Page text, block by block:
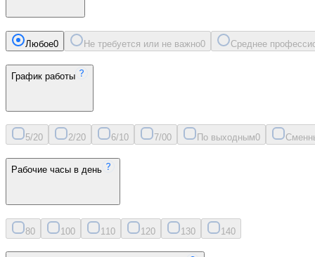
Любое0 Не требуется или не важно0 Среднее
График работы
5/20 2/20 6/10 7/00 По выходным0
Рабочие часы в день
80 100 11 0 120 130 140